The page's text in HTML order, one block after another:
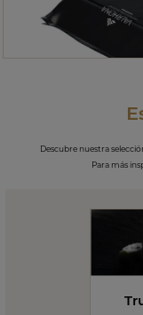
Descubre nuestra
Para más